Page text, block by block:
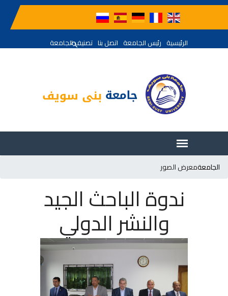
الرئيسية رئيس الجامعة اتصل بنا تصنيف الجامعة
الجامعةمعرض الصور
ندوة الباحث الجيد
والنشر الدولي